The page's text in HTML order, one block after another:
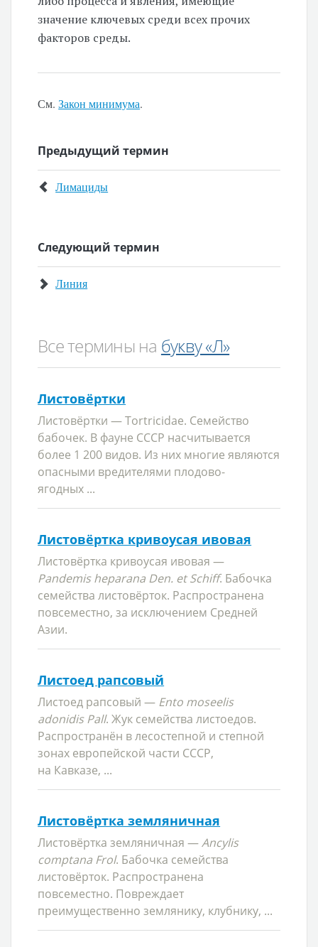
значение ключевых среди всех прочих
факторов среды.
См.Закон минимума.
Предыдущий термин
Лимациды
Следующий термин
Линия
Все термины на букву «Л»
Листовёртки
Листовёртки — Tortricidae. Семейство
бабочек. В фауне СССР насчитывается
более 1 200 видов. Из них многие являются
опасными вредителями плодово-
ягодных ...
Листовёртка кривоусая ивовая
Листовёртка кривоусая ивовая —
Pandemis heparana Den. et Schiff. Бабочка
семейства листовёрток. Распространена
повсеместно, за исключением Средней
Азии.
Листоед рапсовый
Листоед рапсовый — Ento moseelis
adonidis Pall. Жук семейства листоедов.
Распространён в лесостепной и степной
зонах европейской части СССР,
на Кавказе, ...
Листовёртка земляничная
Листовёртка земляничная —Ancylis
comptana Frol. Бабочка семейства
листовёрток. Распространена
повсеместно. Повреждает
преимущественно землянику, клубнику, ...